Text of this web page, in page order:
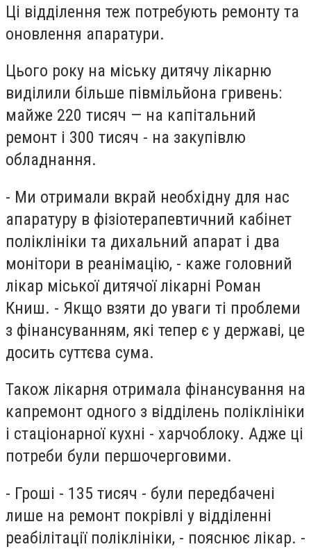
Ці відділення теж потребують ремонту та
оновлення апаратури.
Цього року на міську дитячу лікарню
виділили більше півмільйона гривень:
майже 220 тисяч — на капітальний
ремонт і 300 тисяч - на закупівлю
обладнання.
- Ми отримали вкрай необхідну для нас
апаратуру в фізіотерапевтичний кабінет
поліклініки та дихальний апарат і два
монітори в реанімацію, - каже головний
лікар міської дитячої лікарні Роман
Книш. - Якщо взяти до уваги ті проблеми
з фінансуванням, які тепер є у державі, це
досить суттєва сума.
Також лікарня отримала фінансування на
капремонт одного з відділень поліклініки
і стаціонарної кухні - харчоблоку. Адже ці
потреби були першочерговими.
- Гроші - 135 тисяч - були передбачені
лише на ремонт покрівлі у відділенні
реабілітації поліклініки, - пояснює лікар. -